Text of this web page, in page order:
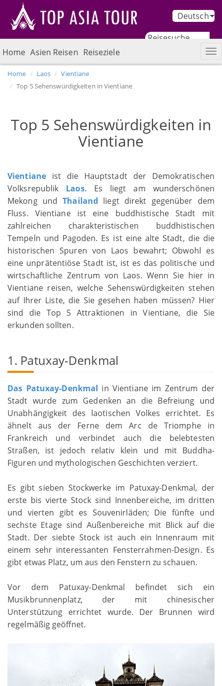
Deutsch
Home Asien Reisen Reiseziele
Home Laos
Vientiane
Top 5 Sehenswürdigkeiten in Vientiane
Top 5 Sehenswürdigkeiten in
Vientiane
Vientianeist die Hauptstadt der Demokratischen
Volksrepublik Laos. Es liegt am wunderschönen
Mekong undThailand liegt direkt gegenüber dem
Fluss. Vientiane ist eine buddhistische Stadt mit
zahlreichen charakteristischen buddhistischen
Tempeln und Pagoden. Es ist eine alte Stadt, die die
historischen Spuren von Laos bewahrt; Obwohl es
eine unprätentiöse Stadt ist, ist es das politische und
wirtschaftliche Zentrum von Laos. Wenn Sie hier in
Vientiane reisen, welche Sehenswürdigkeiten stehen
auf Ihrer Liste, die Sie gesehen haben müssen? Hier
sind die Top 5 Attraktionen in Vientiane, die Sie
erkunden sollten.
1. Patuxay-Denkmal
Das Patuxay-Denkmal in Vientiane im Zentrum der
Stadt wurde zum Gedenken an die Befreiung und
Unabhängigkeit des laotischen Volkes errichtet. Es
ähnelt aus der Ferne dem Arc de Triomphe in
Frankreich und verbindet auch die belebtesten
Straßen, ist jedoch relativ klein und mit Buddha-
Figuren und mythologischen Geschichten verziert.
Es gibt sieben Stockwerke im Patuxay-Denkmal, der
erste bis vierte Stock sind Innenbereiche, im dritten
und vierten gibt es Souvenirläden; Die fünfte und
sechste Etage sind Außenbereiche mit Blick auf die
Stadt. Der siebte Stock ist auch ein Innenraum mit
einem sehr interessanten Fensterrahmen-Design. Es
gibt etwas Platz, um aus den Fenstern zu schauen.
Vor dem Patuxay-Denkmal befindet sich ein
Musikbrunnenplatz, der mit chinesischer
Unterstützung errichtet wurde. Der Brunnen wird
regelmäßig geöffnet.